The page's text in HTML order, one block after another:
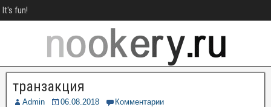
It's fun!
транзакция
Admin 06.08.2018 Комментарии